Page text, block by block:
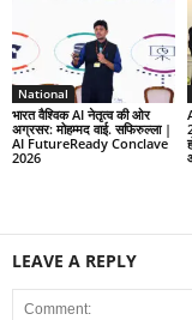
National
भारत वैश्विक AI नेतृत्व की ओर
अग्रसर: मोहम्मद वाई. सफिरुल्ला |
AI FutureReady Conclave
2026
LEAVE A REPLY